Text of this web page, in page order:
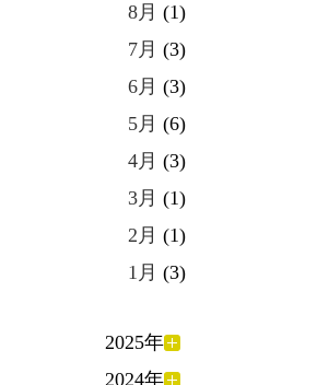
8月 (1)
7月 (3)
6月 (3)
5月 (6)
4月 (3)
3月 (1)
2月 (1)
1月 (3)
2025年
2024年